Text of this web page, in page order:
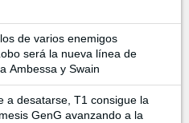
de varios enemigos
será la nueva línea de
Ambessa y Swain
a desatarse, T1 consigue la
GenG avanzando a la